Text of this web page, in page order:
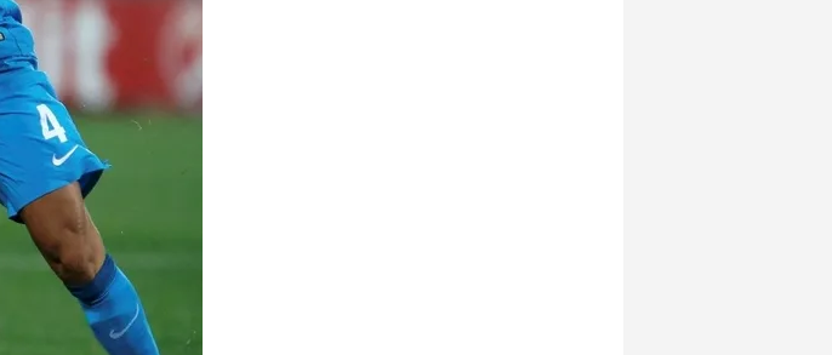
Aydınlatma Metnimizi okumak ve sitemizde ilgili
lütfen
tıklayınız